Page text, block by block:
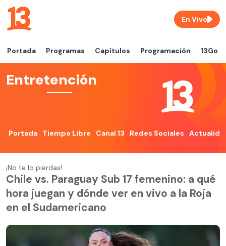
Portada Programas Capítulos Programación 13Go
En Vivo
Entretención
Portada Tiempo Libre Canal 13 Redes Sociales
¡No te lo pierdas!
Chile vs. Paraguay Sub 17 femenino: a qué
hora juegan y dónde ver en vivo a la Roja
en el Sudamericano